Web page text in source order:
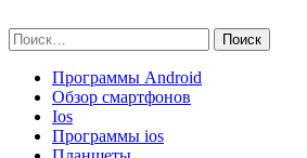
to
content
Найти:
Программы Android
Обзор смартфонов
Ios
Программы ios